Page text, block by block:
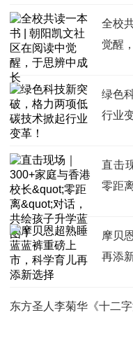
全校
觉醒
绿色
行业
直击
零距
摩贝
再添
东方圣人李菊华《十二